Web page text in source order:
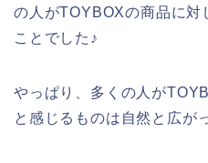
の人がTOYBOXの商品に対
ことでした♪
やっぱり、多くの人が
と感じるものは自然と広が